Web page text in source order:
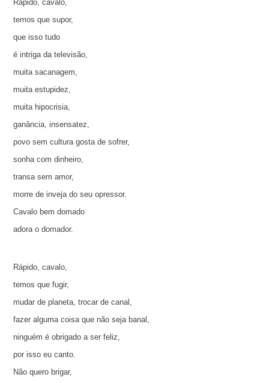
Rápido, cavalo,
temos que supor,
que isso tudo
é intriga da televisão,
muita sacanagem,
muita estupidez,
muita hipocrisia,
ganância, insensatez,
povo sem cultura gosta de sofrer,
sonha com dinheiro,
transa sem amor,
morre de inveja do seu opressor.
Cavalo bem domado
adora o domador.
Rápido, cavalo,
temos que fugir,
mudar de planeta, trocar de canal,
fazer alguma coisa que não seja banal,
ninguém é obrigado a ser feliz,
por isso eu canto.
Não quero brigar,